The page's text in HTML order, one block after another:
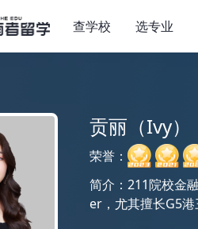
查学校 选专业
贡丽（Ivy）
荣誉：
简介：211院校金
er，尤其擅长G5